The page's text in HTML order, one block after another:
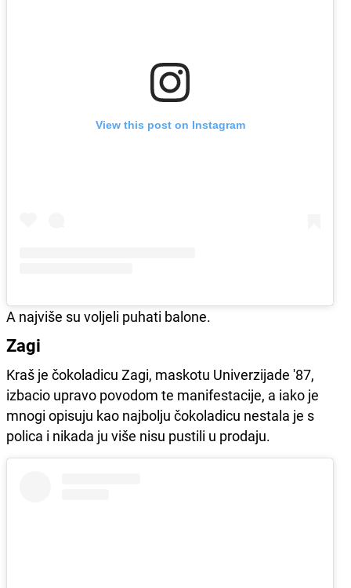
View this post on Instagram
A najviše su voljeli puhati balone.
Zagi
Kraš je čokoladicu Zagi, maskotu Univerzijade '87,
izbacio upravo povodom te manifestacije, a iako je
mnogi opisuju kao najbolju čokoladicu nestala je s
polica i nikada ju više nisu pustili u prodaju.